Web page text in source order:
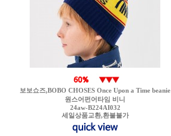
보보쇼즈,BOBO CHOSES Once Upon a Time beanie
원스어펀어타임 비니
24aw-B224AI032
세일상품교환,환불불가